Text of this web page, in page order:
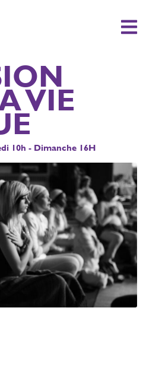
VIE
10h - Dimanche 16H